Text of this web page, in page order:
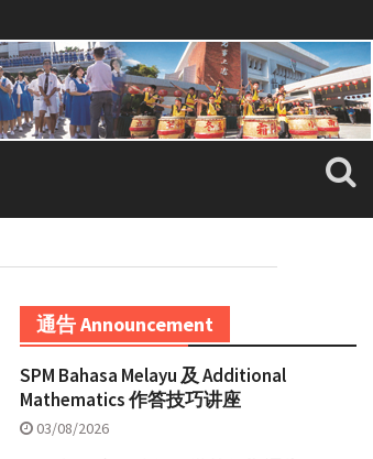
通告 Announcement
SPM Bahasa Melayu 及 Additional
Mathematics 作答技巧讲座
03/08/2026